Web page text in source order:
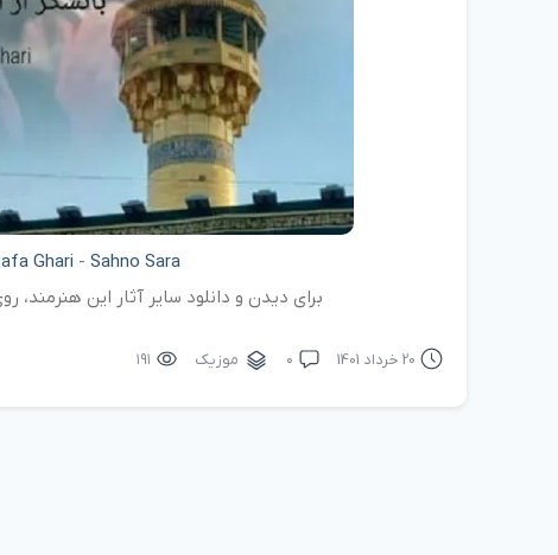
Ghari - Sahno Sara
برای دیدن و دانلود سایر آثار این هنرمند،
20 خرداد 1401 ۰ موزیک ۱۹۱